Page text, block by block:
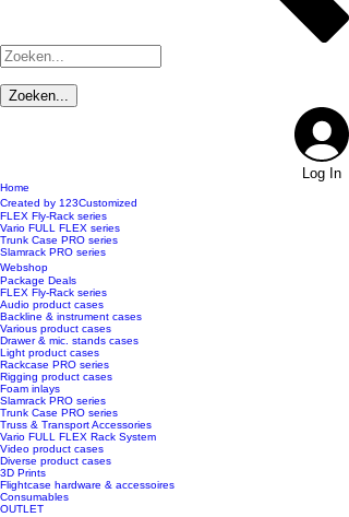
Log In
Home
Created by 123Customized
FLEX Fly-Rack series
Vario FULL FLEX series
Trunk Case PRO series
Slamrack PRO series
Webshop
Package Deals
FLEX Fly-Rack series
Audio product cases
Backline & instrument cases
Various product cases
Drawer & mic. stands cases
Light product cases
Rackcase PRO series
Rigging product cases
Foam inlays
Slamrack PRO series
Trunk Case PRO series
Truss & Transport Accessories
Vario FULL FLEX Rack System
Video product cases
Diverse product cases
3D Prints
Flightcase hardware & accessoires
Consumables
OUTLET